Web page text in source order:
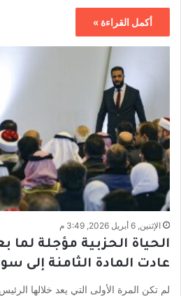
أكمل القراءة »
الإثنين, 6 أبريل 2026, 3:49 م
الحياة الحزبية مؤجلة لما
عادت المادة الثامنة إلى
لم تكن المرة الأولى التي يعد خلالها